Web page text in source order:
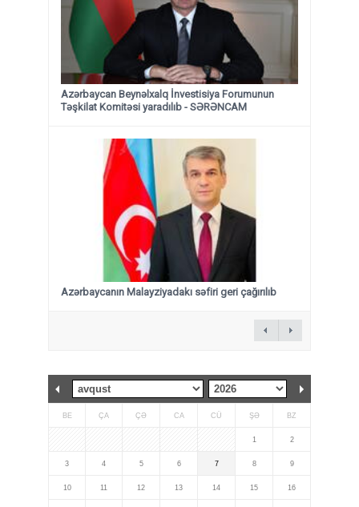
Azərbaycan Beynəlxalq İnvestisiya Forumunun
Təşkilat Komitəsi yaradılıb - SƏRƏNCAM
Azərbaycanın Malayziyadakı səfiri geri çağırılıb
BE ÇA ÇƏ CA CÜ ŞƏ BZ
1 2
3 4 5 6 7 8 9
10 11 12 13 14 15 16